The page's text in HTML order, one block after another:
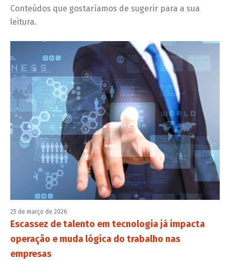
Conteúdos que gostaríamos de sugerir para a sua
leitura.
25 de março de 2026
Escassez de talento em tecnologia já impacta
operação e muda lógica do trabalho nas
empresas